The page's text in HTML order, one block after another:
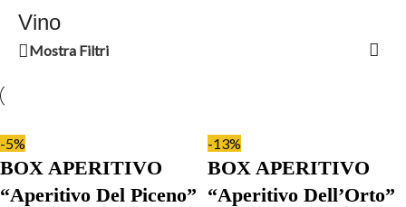
Vino
Mostra Filtri
-5%
BOX APERITIVO
“Aperitivo Del Piceno”
-13%
BOX APERITIVO
“Aperitivo Dell’Orto”